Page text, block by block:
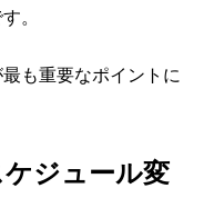
。
も重要なポイントに
ジュール変